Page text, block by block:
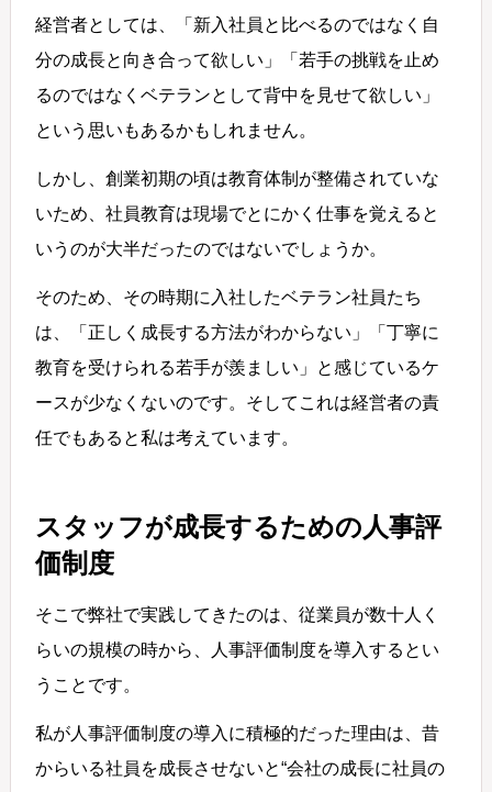
経営者としては、「新入社員と比べるのではなく自
分の成長と向き合って欲しい」「若手の挑戦を止め
るのではなくベテランとして背中を見せて欲しい」
という思いもあるかもしれません。
しかし、創業初期の頃は教育体制が整備されていな
いため、社員教育は現場でとにかく仕事を覚えると
いうのが大半だったのではないでしょうか。
そのため、その時期に入社したベテラン社員たち
は、「正しく成長する方法がわからない」「丁寧に
教育を受けられる若手が羨ましい」と感じているケ
ースが少なくないのです。そしてこれは経営者の責
任でもあると私は考えています。
スタッフが成長するための人事評
価制度
そこで弊社で実践してきたのは、従業員が数十人く
らいの規模の時から、人事評価制度を導入するとい
うことです。
私が人事評価制度の導入に積極的だった理由は、昔
からいる社員を成長させないと“会社の成長に社員の